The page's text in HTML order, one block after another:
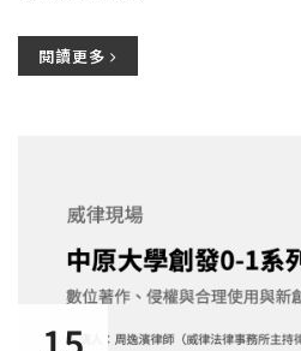
閱讀更多